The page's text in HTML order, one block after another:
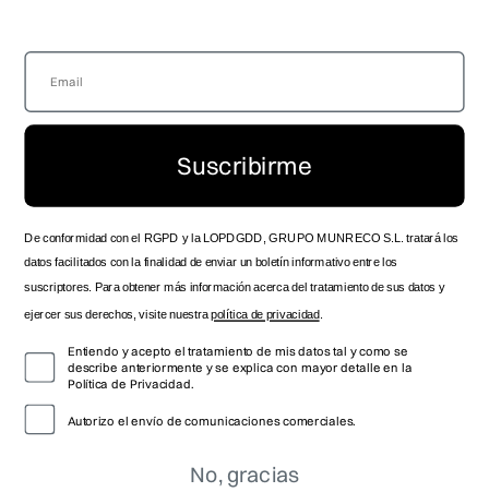
SERVICIO TÉCNICO OFICIAL
ZONA DISTRIBUIDOR
SPOTS HISTÓRICOS
TRABAJA CON NOSOTROS
ENVÍOS Y ENTREGAS
PRODUCTO
FOLLOW US
© 2026 VICEROY
Suscribirme
De conformidad con el RGPD y la LOPDGDD, GRUPO MUNRECO S.L. tratará los
datos facilitados con la finalidad de enviar un boletín informativo entre los
suscriptores. Para obtener más información acerca del tratamiento de sus datos y
ejercer sus derechos, visite nuestrapolítica de privacidad.
Entiendo y acepto el tratamiento de mis datos tal y como se
describe anteriormente y se explica con mayor detalle en la
Política de Privacidad.
Autorizo el envío de comunicaciones comerciales.
No, gracias